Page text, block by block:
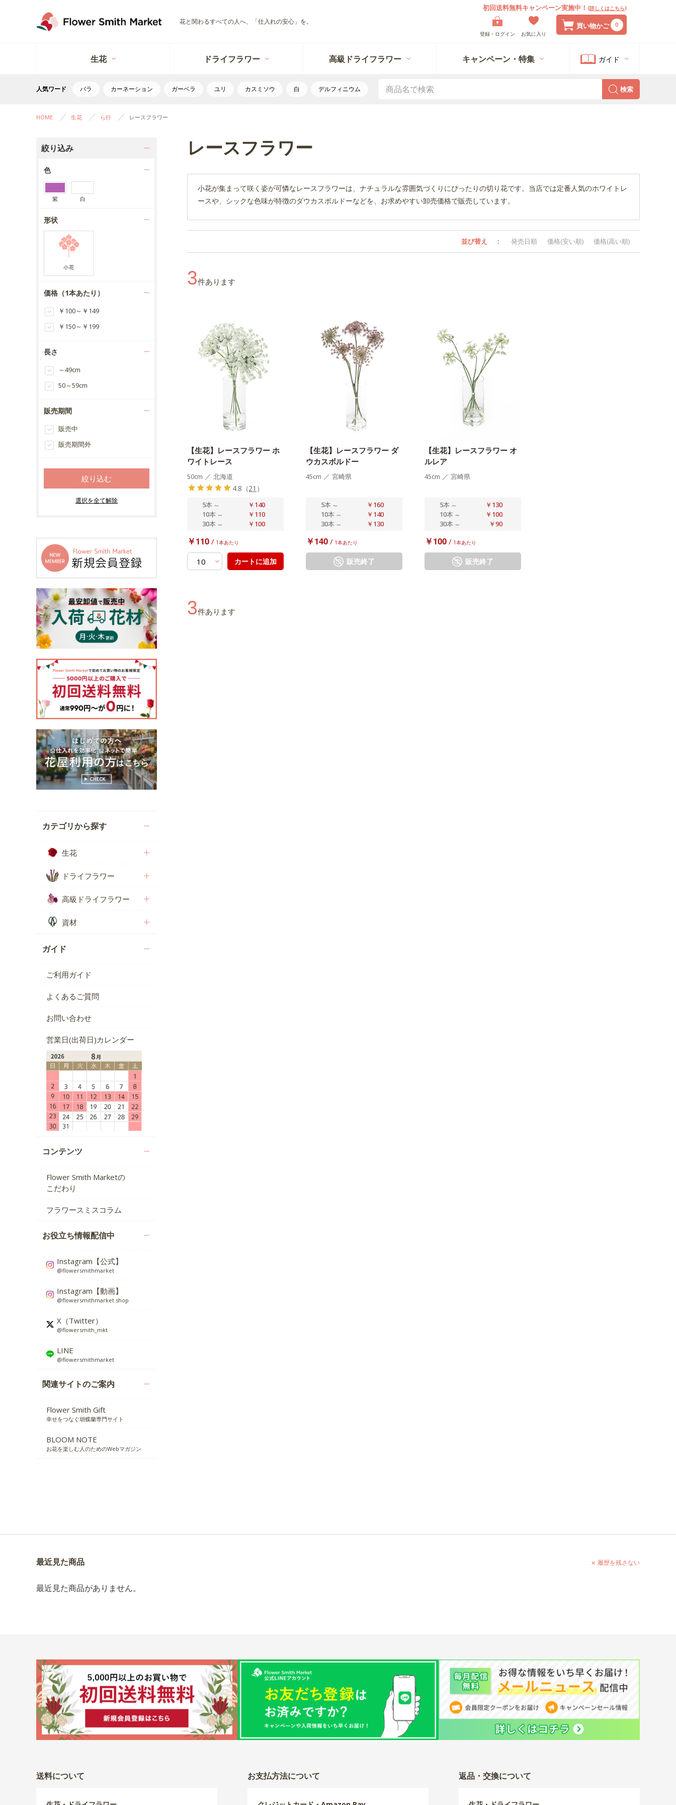
花と関わるすべての人へ、「仕入れの安心」を。
登録・ログイン お気に入り
初回送料無料キャンペーン実施中！ (詳しくはこちら)
買い物かご 0
生花 ドライフラワー 高級ドライフラワー キャンペーン・特集 ガイド
人気ワード バラ カーネーション ガーベラ ユリ カスミソウ 白 デルフィニウム 検索
HOME 生花 ら行 レースフラワー
絞り込み
色
紫 白
形状
価格（1本あたり）
￥100～￥149
￥150～￥199
長さ
～49cm
50～59cm
販売期間
販売中
販売期間外
カテゴリから探す
生花
ドライフラワー
高級ドライフラワー
資材
ガイド
ご利用ガイド
よくあるご質問
お問い合わせ
営業日(出荷日)カレンダー
コンテンツ
Flower Smith Marketの
こだわり
フラワースミスコラム
お役立ち情報配信中
Instagram【公式】
@flowersmithmarket
Instagram【動画】
@flowersmithmarket.shop
X（Twitter）
@flowersmith_mkt
LINE
@flowersmithmarket
関連サイトのご案内
Flower Smith Gift
幸せをつなぐ胡蝶蘭専門サイト
BLOOM NOTE
お花を楽しむ人のためのWebマガジン
レースフラワー
小花が集まって咲く姿が可憐なレースフラワーは、ナチュラルな雰囲気づくりにぴったりの切り花です。当店では定番人気のホワイトレ
ースや、シックな色味が特徴のダウカスボルドーなどを、お求めやすい卸売価格で販売しています。
並び替え ： 発売日順 価格(安い順) 価格(高い順)
3件あります
【生花】レースフラワー ホ
ワイトレース
50cm ／ 北海道
4.8 （21 ）
5本 ～
￥140
10本 ～
￥110
30本 ～ ￥100
￥110 / 1本あたり
カートに追加
【生花】レースフラワー ダ
ウカスボルドー
45cm ／ 宮崎県
5本 ～
￥160
10本 ～
￥140
30本 ～ ￥130
￥140 / 1本あたり
販売終了
【生花】レースフラワー オ
ルレア
45cm ／ 宮崎県
5本 ～
￥130
10本 ～
￥100
30本 ～ ￥90
￥100 / 1本あたり
販売終了
3件あります
最近見た商品 履歴を残さない
最近見た商品がありません。
送料について お支払方法について 返品・交換について